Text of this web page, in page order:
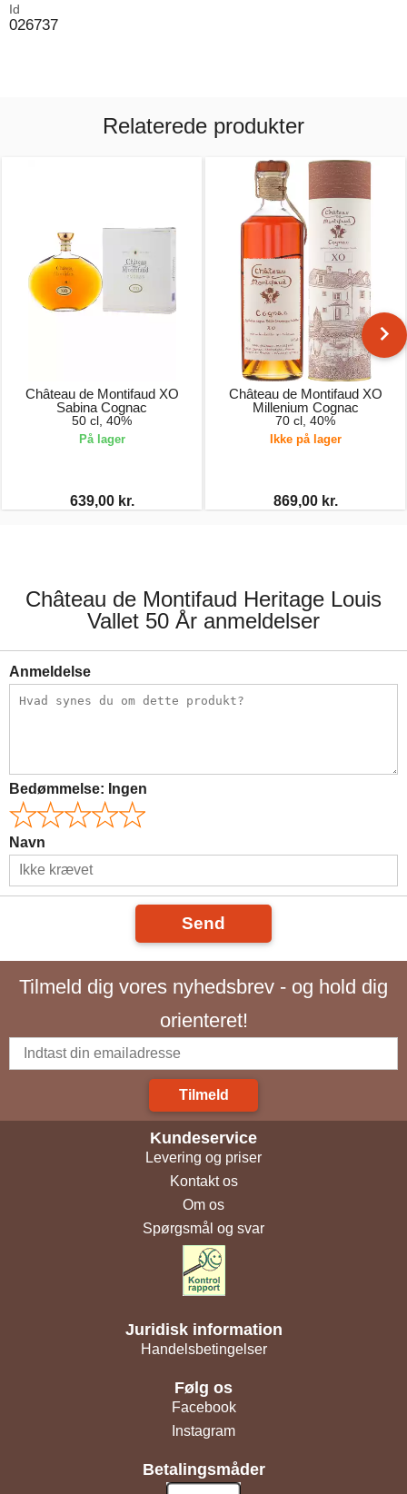
Id
026737
Relaterede produkter
Château de Montifaud XO
Sabina Cognac
50 cl, 40%
På lager
639,00 kr.
Château de Montifaud XO
Millenium Cognac
70 cl, 40%
Ikke på lager
869,00 kr.
Château de Montifaud Heritage Louis
Vallet 50 År anmeldelser
Anmeldelse
Bedømmelse: Ingen
Navn
Send
Tilmeld dig vores nyhedsbrev - og hold dig
orienteret!
Tilmeld
Kundeservice
Levering og priser
Kontakt os
Om os
Spørgsmål og svar
Juridisk information
Handelsbetingelser
Følg os
Facebook
Instagram
Betalingsmåder